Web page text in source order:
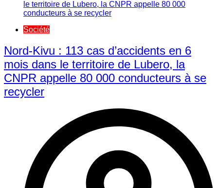
Société
Nord-Kivu : 113 cas d’accidents en 6
mois dans le territoire de Lubero, la
CNPR appelle 80 000 conducteurs à se
recycler